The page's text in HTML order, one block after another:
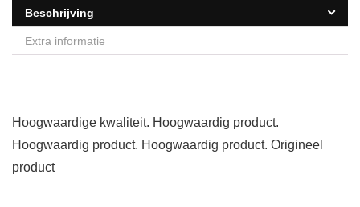
Beschrijving
Extra informatie
Hoogwaardige kwaliteit. Hoogwaardig product.
Hoogwaardig product. Hoogwaardig product. Origineel
product